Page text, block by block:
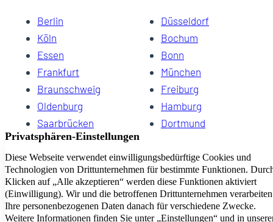
Berlin
Düsseldorf
Köln
Bochum
Essen
Bonn
Frankfurt
München
Braunschweig
Freiburg
Oldenburg
Hamburg
Saarbrücken
Dortmund
Hannover
Dresden
Kiel
Wuppertal
Bremen